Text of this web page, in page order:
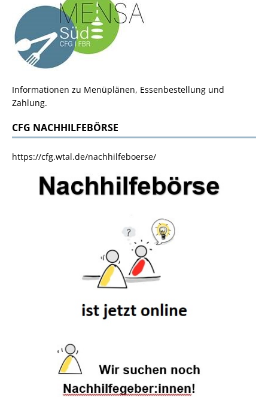
Informationen zu Menüplänen, Essenbestellung und
Zahlung.
CFG NACHHILFEBÖRSE
https://cfg.wtal.de/nachhilfeboerse/